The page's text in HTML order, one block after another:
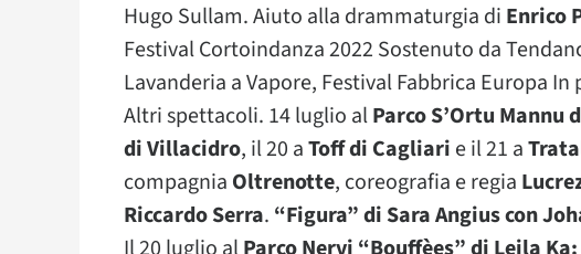
Hugo Sullam. Aiuto alla drammaturgia di Enrico
Festival Cortoindanza 2022 Sostenuto da
Lavanderia a Vapore, Festival Fabbrica Europa
Altri spettacoli. 14 luglio alParco S’Ortu
di Villacidro, il 20 aToff di Cagliari e il 21 a
compagnia Oltrenotte, coreografia e regia
Riccardo Serra. “Figura” di Sara Angius con